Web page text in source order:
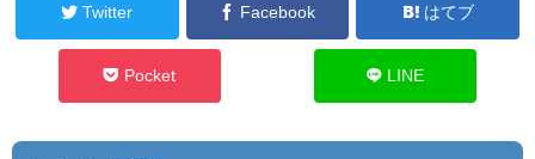
Twitter Facebook はてブ
Pocket LINE